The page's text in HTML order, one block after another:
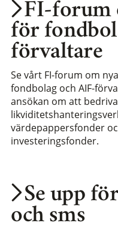
Se upp
och sms
FI-forum
för
förvaltare
Se vårt FI-forum om
fondbolag och AIF-
ansökan om att
värdepappersfonder
investeringsfonder.